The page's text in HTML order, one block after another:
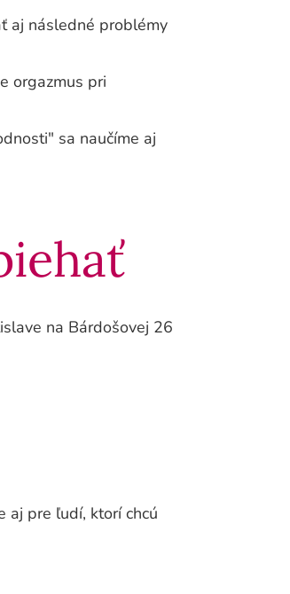
aj následné problémy
orgazmus pri
sa naučíme aj
na Bárdošovej 26
aj pre ľudí, ktorí chcú